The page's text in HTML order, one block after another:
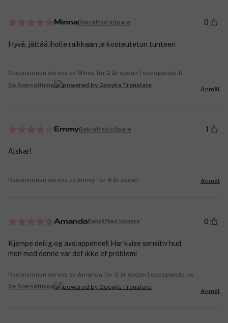
MinnaBekräftad köpare 0
Hyvä, jättää iholle raikkaan ja kosteutetun tunteen
Recensionen skrevs av Minna för 2 år sedan | cocopanda.fi
Se översättning
Anmäl
EmmyBekräftad köpare 1
Älskar!
Recensionen skrevs av Emmy för 4 år sedan Anmäl
AmandaBekräftad köpare 0
Kjempe deilig og avslappende!! Har kvise sensitiv hud,
men med denne var det ikke et problem!
Recensionen skrevs av Amanda för 5 år sedan | cocopanda.no
Se översättning
Anmäl